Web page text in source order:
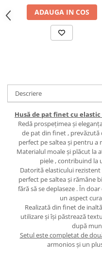
ADAUGA IN COS
Descriere
Husă de pat finet cu elastic
Redă prospețimea și
de pat din finet , prevăzută
perfect pe saltea și pentru
Materialul moale și plăcut la
piele , contribuind la
Datorită elasticului
perfect pe saltea și rămâne
fără să se deplaseze . În
un aspect
Realizată din finet de
utilizare și își păstrează
după
Setul este completat de
armonios și un